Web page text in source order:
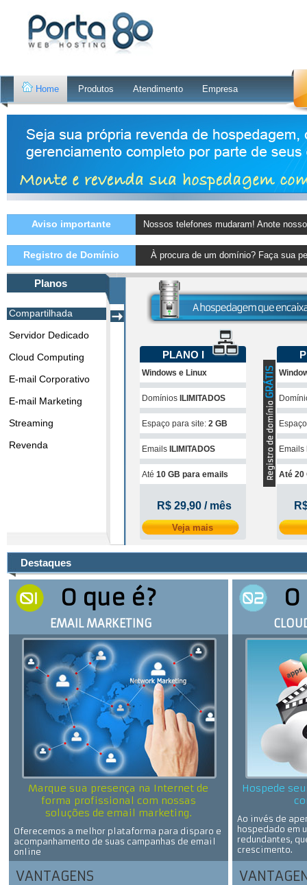
Home Produtos Atendimento Empresa
Aviso importante Nossos telefones mudaram! Anote
Registro de Domínio À procura de um domínio? Faça sua
Planos
Compartilhada
Servidor Dedicado
Cloud Computing
E-mail Corporativo
E-mail Marketing
Streaming
Revenda
PLANO I
Windows e Linux
Domínios ILIMITADOS
Espaço para site: 2 GB
Emails ILIMITADOS
Até 10 GB para emails
R$ 29,90 / mês
Veja mais
Emails
Até 20
Destaques
O que é?
EMAIL MARKETING
Marque sua presença na Internet de
forma profissional com nossas
soluções de email marketing.
Oferecemos a melhor plataforma para disparo e
acompanhamento de suas campanhas de email
online
VANTAGENS
Hospede
Ao invés de
hospedado em
redundantes,
crescimento.